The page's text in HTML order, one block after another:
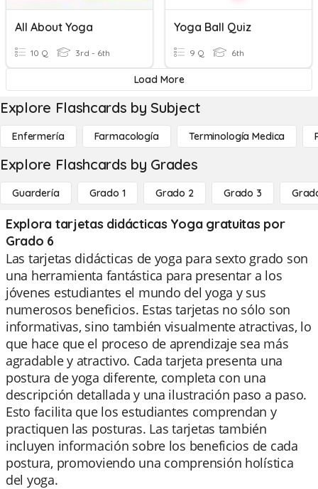
All About Yoga
10 Q 3rd - 6th
Yoga Ball Quiz
9 Q 6th
Load More
Explore Flashcards by Subject
Enfermería Farmacología Terminología Medica
Explore Flashcards by Grades
Guardería Grado 1 Grado 2 Grado 3
Explora tarjetas didácticas Yoga gratuitas por
Grado 6
Las tarjetas didácticas de yoga para sexto grado son
una herramienta fantástica para presentar a los
jóvenes estudiantes el mundo del yoga y sus
numerosos beneficios. Estas tarjetas no sólo son
informativas, sino también visualmente atractivas, lo
que hace que el proceso de aprendizaje sea más
agradable y atractivo. Cada tarjeta presenta una
postura de yoga diferente, completa con una
descripción detallada y una ilustración paso a paso.
Esto facilita que los estudiantes comprendan y
practiquen las posturas. Las tarjetas también
incluyen información sobre los beneficios de cada
postura, promoviendo una comprensión holística
del yoga.